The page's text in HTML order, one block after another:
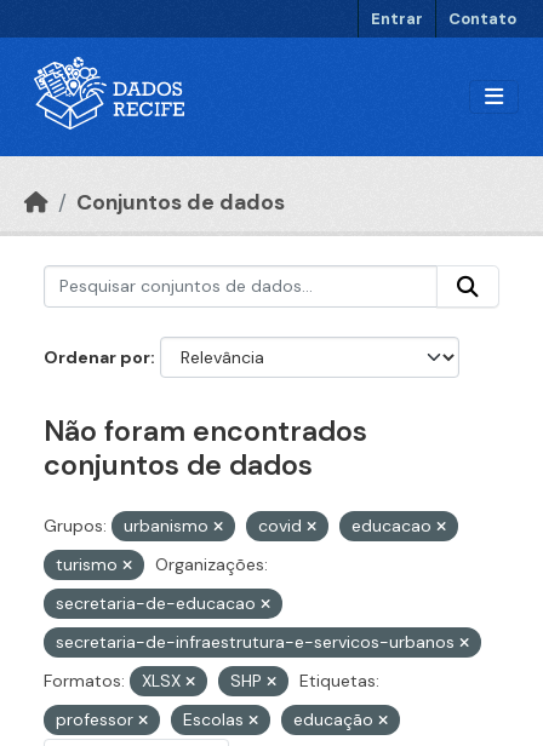
Entrar Contato
Conjuntos de dados
Ordenar por
Não foram encontrados
conjuntos de dados
Grupos: urbanismo covid
educacao
turismo
Organizações:
secretaria-de-educacao
secretaria-de-infraestrutura-e-servicos-urbanos
Formatos:
XLSX SHP
Etiquetas:
professor
Escolas
educação